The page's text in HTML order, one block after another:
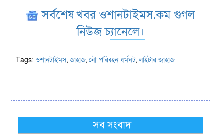
সর্বশেষ খবর ওশানটাইমস.কম গুগল
নিউজ চ্যানেলে।
Tags:ওশানটাইমস,জাহাজ,নৌ পরিবহন ধর্মঘট,লাইটার জাহাজ
সব সংবাদ